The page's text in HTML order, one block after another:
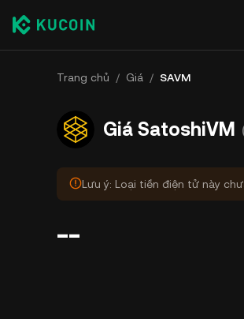
Trang chủ / Giá / SAVM
Giá SatoshiVM
Lưu ý: Loại tiền điện tử này
--